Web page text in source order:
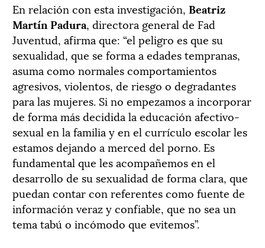
En relación con esta investigación, Beatriz
Martín Padura, directora general de Fad
Juventud, afirma que: “el peligro es que su
sexualidad, que se forma a edades tempranas,
asuma como normales comportamientos
agresivos, violentos, de riesgo o degradantes
para las mujeres. Si no empezamos a incorporar
de forma más decidida la educación afectivo-
sexual en la familia y en el currículo escolar les
estamos dejando a merced del porno. Es
fundamental que les acompañemos en el
desarrollo de su sexualidad de forma clara, que
puedan contar con referentes como fuente de
información veraz y confiable, que no sea un
tema tabú o incómodo que evitemos”.